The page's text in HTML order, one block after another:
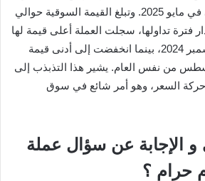
نحو 0.066 دولار أمريكي في مايو 2025. وتبلغ القيمة السوقية حوالي
فترة تداولها، سجلت العملة أعلى قيمة لها
عند 0.247 دولار في ديسمبر 2024، بينما انخفضت إلى أدنى قيمة
في أغسطس من نفس العام. يشير هذا التذبذب إلى
السعر، وهو أمر شائع في سوق
و الإجابة عن سؤال عملة